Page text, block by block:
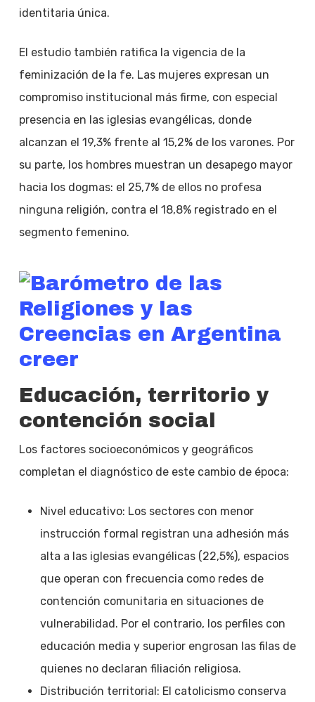
identitaria única.
El estudio también ratifica la vigencia de la
feminización de la fe. Las mujeres expresan un
compromiso institucional más firme, con especial
presencia en las iglesias evangélicas, donde
alcanzan el 19,3% frente al 15,2% de los varones. Por
su parte, los hombres muestran un desapego mayor
hacia los dogmas: el 25,7% de ellos no profesa
ninguna religión, contra el 18,8% registrado en el
segmento femenino.
Educación, territorio y
contención social
Los factores socioeconómicos y geográficos
completan el diagnóstico de este cambio de época:
Nivel educativo: Los sectores con menor
instrucción formal registran una adhesión más
alta a las iglesias evangélicas (22,5%), espacios
que operan con frecuencia como redes de
contención comunitaria en situaciones de
vulnerabilidad. Por el contrario, los perfiles con
educación media y superior engrosan las filas de
quienes no declaran filiación religiosa.
Distribución territorial: El catolicismo conserva